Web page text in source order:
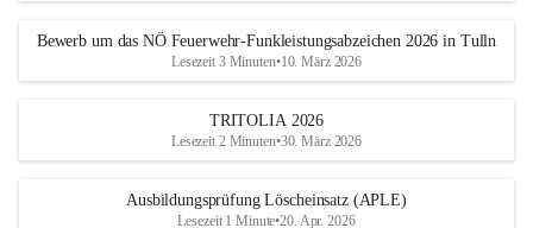
Bewerb um das NÖ Feuerwehr-Funkleistungsabzeichen 2026 in Tulln
Lesezeit 3 Minuten•10. März 2026
TRITOLIA 2026
Lesezeit 2 Minuten•30. März 2026
Ausbildungsprüfung Löscheinsatz (APLE)
Lesezeit 1 Minute•20. Apr. 2026